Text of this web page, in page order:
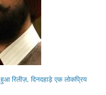
हुआ रिलीज़, दिनदहाड़े एक लोकप्रिय